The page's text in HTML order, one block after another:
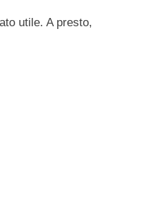
utile. A presto,